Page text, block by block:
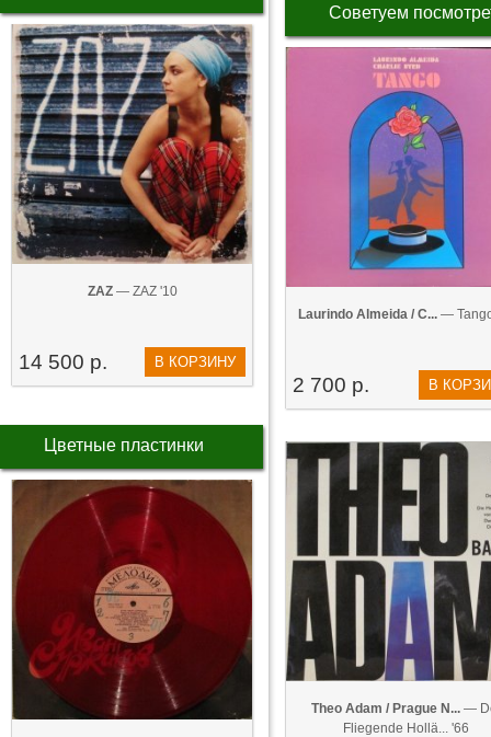
ZAZ‎— ZAZ‎ '10
14 500 р. В КОРЗИНУ
Цветные пластинки
Советуем
Laurindo Almeida / C...—
2 700 р. В
Theo Adam / Prague N...—
Fliegende Hollä... '66